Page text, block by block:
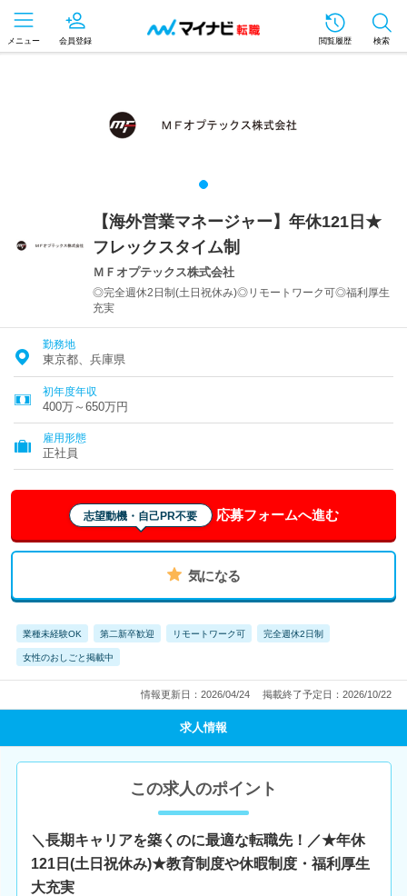
メニュー 会員登録 閲覧履歴 検索
【海外営業マネージャー】年休121日★
フレックスタイム制
ＭＦオプテックス株式会社
◎完全週休2日制(土日祝休み)◎リモートワーク可◎福利厚生
充実
勤務地
東京都、兵庫県
初年度年収
400万～650万円
雇用形態
正社員
志望動機・自己PR不要 応募フォームへ進む
気になる
業種未経験OK 第二新卒歓迎 リモートワーク可 完全週休2日制
女性のおしごと掲載中
情報更新日：2026/04/24 掲載終了予定日：2026/10/22
求人情報
この求人のポイント
＼長期キャリアを築くのに最適な転職先！／★年休
121日(土日祝休み)★教育制度や休暇制度・福利厚生
大充実